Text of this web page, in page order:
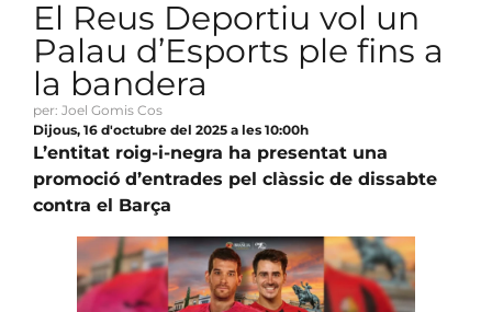
El Reus Deportiu vol un
Palau d’Esports ple fins a
la bandera
per: Joel Gomis Cos
Dijous, 16 d'octubre del 2025 a les 10:00h
L’entitat roig-i-negra ha presentat una
promoció d’entrades pel clàssic de dissabte
contra el Barça